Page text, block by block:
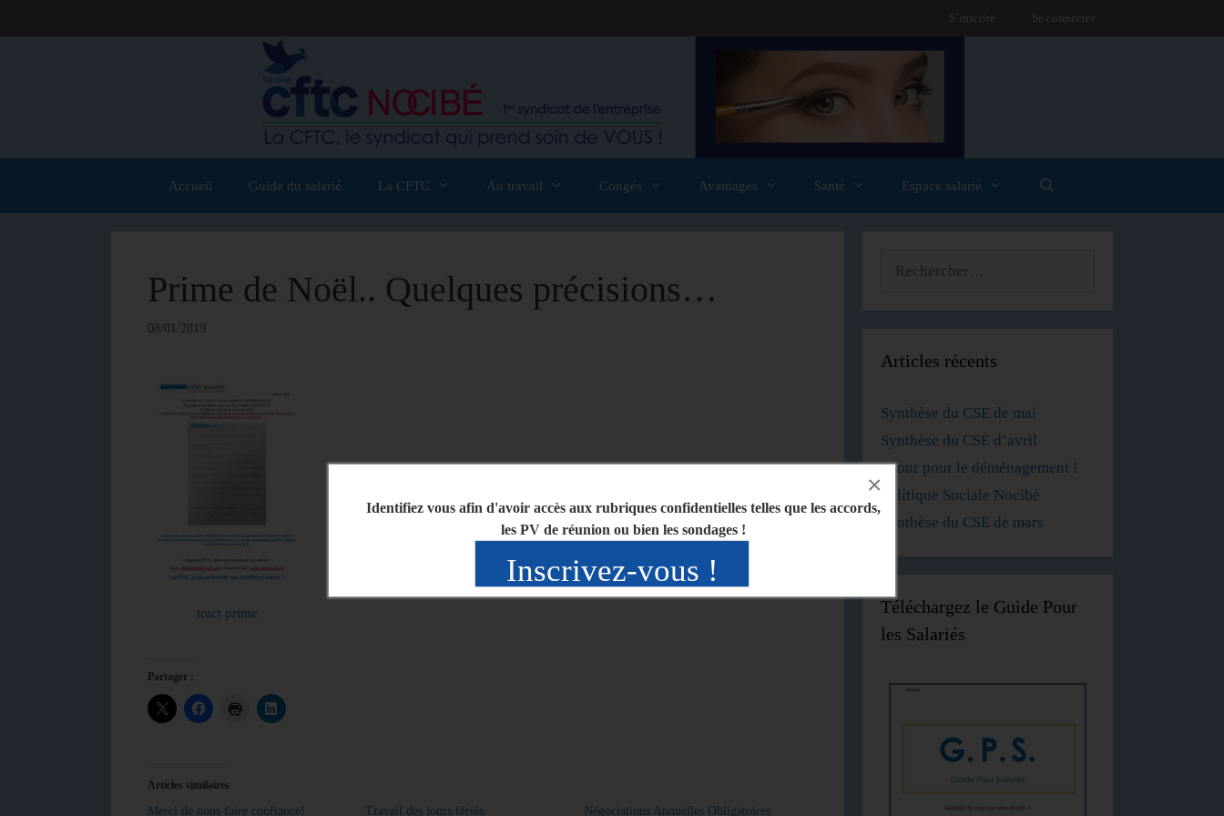
Identifiez vous afin d'avoir accès aux rubriques confidentielles telles que les accords,
les PV de réunion ou bien les sondages !
Inscrivez-vous !
×
S’inscrire Se connecter
Accueil Guide du salarié La CFTC Au travail Congés Avantages Santé Espace salarié
Prime de Noël.. Quelques précisions…
08/01/2019
tract prime
Partager :
Articles similaires
Merci de nous faire confiance! Travail des jours fériés Négociations Annuelles Obligatoires
Articles récents
Synthèse du CSE de mai
Synthèse du CSE d’avril
1 jour pour le déménagement !
Politique Sociale Nocibé
Synthèse du CSE de mars
Téléchargez le Guide Pour
les Salariés